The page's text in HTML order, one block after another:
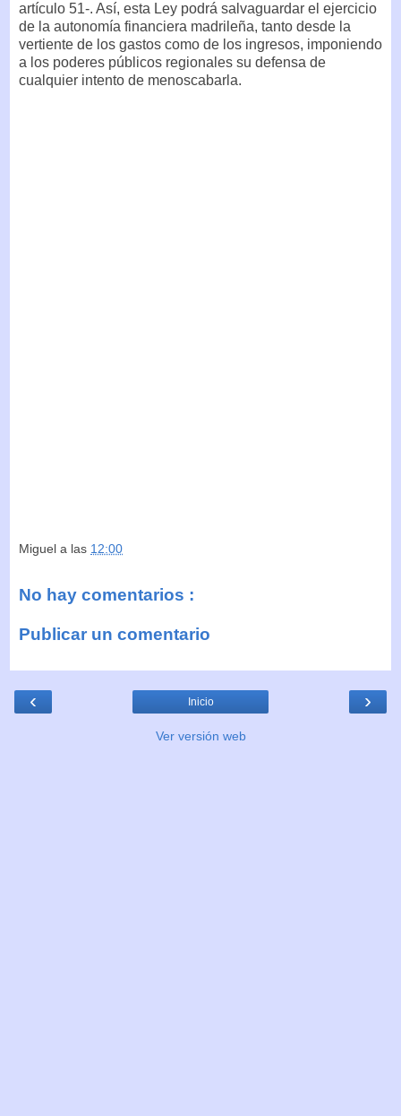
artículo 51-. Así, esta Ley podrá salvaguardar el ejercicio
de la autonomía financiera madrileña, tanto desde la
vertiente de los gastos como de los ingresos, imponiendo
a los poderes públicos regionales su defensa de
cualquier intento de menoscabarla.
Miguel a las 12:00
No hay comentarios :
Publicar un comentario
‹ ›
Inicio
Ver versión web